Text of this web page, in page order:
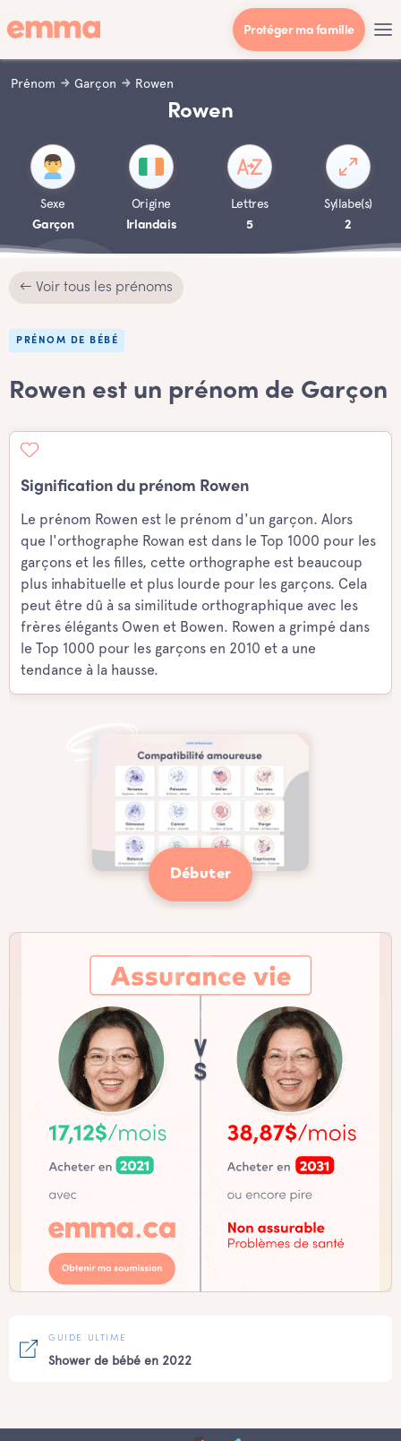
Protéger ma famille
Prénom Garçon Rowen
Rowen
Sexe
Garçon
Origine
Irlandais
Lettres
5
Syllabe(s)
2
← Voir tous les prénoms
PRÉNOM DE BÉBÉ
Rowen est un prénom de Garçon
Signification du prénom Rowen
Le prénom Rowen est le prénom d'un garçon. Alors
que l'orthographe Rowan est dans le Top 1000 pour les
garçons et les filles, cette orthographe est beaucoup
plus inhabituelle et plus lourde pour les garçons. Cela
peut être dû à sa similitude orthographique avec les
frères élégants Owen et Bowen. Rowen a grimpé dans
le Top 1000 pour les garçons en 2010 et a une
tendance à la hausse.
Débuter
GUIDE ULTIME
Shower de bébé en 2022